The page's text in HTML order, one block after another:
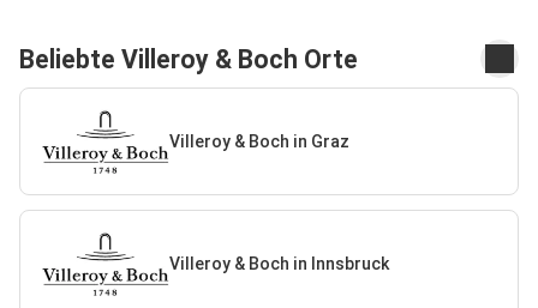
Beliebte Villeroy & Boch Orte
Villeroy & Boch in Graz
Villeroy & Boch in Innsbruck